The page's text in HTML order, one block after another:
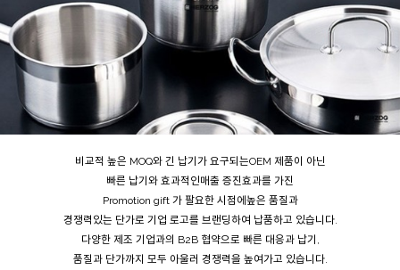
비교적 높은 MOQ와 긴 납기가 요구되는OEM 제품이 아닌
빠른 납기와 효과적인매출 증진효과를 가진
Promotion gift 가 팔요한 시점에높은 품질과
경쟁력있는 단가로 기업 로고를 브랜딩하여 납품하고 있습니다.
다양한 제조 기업과의 B2B 협약으로 빠른 대응과 납기,
품질과 단가까지 모두 아울러 경쟁력을 높여가고 있습니다.